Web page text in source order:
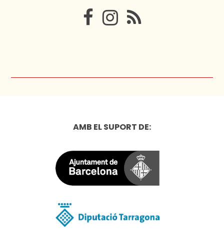
AMB EL SUPORT DE: